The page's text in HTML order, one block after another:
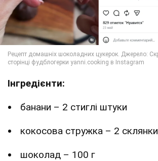
Інгредієнти:
банани – 2 стиглі штуки
кокосова стружка – 2 склянки
шоколад – 100 г